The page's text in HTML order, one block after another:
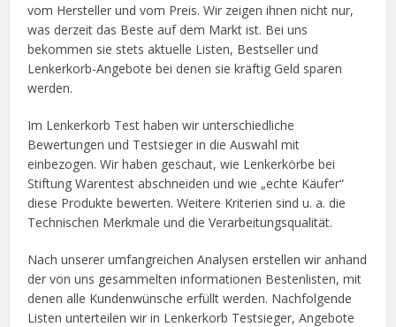
vom Hersteller und vom Preis. Wir zeigen ihnen nicht nur,
was derzeit das Beste auf dem Markt ist. Bei uns
bekommen sie stets aktuelle Listen, Bestseller und
Lenkerkorb-Angebote bei denen sie kräftig Geld sparen
werden.
Im Lenkerkorb Test haben wir unterschiedliche
Bewertungen und Testsieger in die Auswahl mit
einbezogen. Wir haben geschaut, wie Lenkerkörbe bei
Stiftung Warentest abschneiden und wie „echte Käufer“
diese Produkte bewerten. Weitere Kriterien sind u. a. die
Technischen Merkmale und die Verarbeitungsqualität.
Nach unserer umfangreichen Analysen erstellen wir anhand
der von uns gesammelten informationen Bestenlisten, mit
denen alle Kundenwünsche erfüllt werden. Nachfolgende
Listen unterteilen wir in Lenkerkorb Testsieger, Angebote